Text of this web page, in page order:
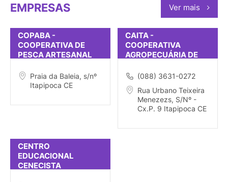
EMPRESAS Ver mais
COPABA -
COOPERATIVA DE
PESCA ARTESANAL
Praia da Baleia, s/nº
Itapipoca CE
CAITA -
COOPERATIVA
AGROPECUÁRIA DE
(088) 3631-0272
Rua Urbano Teixeira
Menezezs, S/Nº -
Cx.P. 9 Itapipoca CE
CENTRO
EDUCACIONAL
CENECISTA